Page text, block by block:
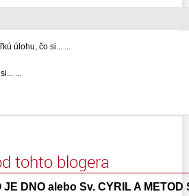
úlohu, čo si... ...
...
tohto blogera
JE DNO alebo Sv. CYRIL A METOD